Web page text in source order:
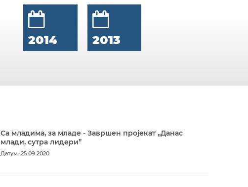
2014 2013
Са младима, за младе - Завршен пројекат „Данас
млади, сутра лидери”
Датум: 25.09.2020